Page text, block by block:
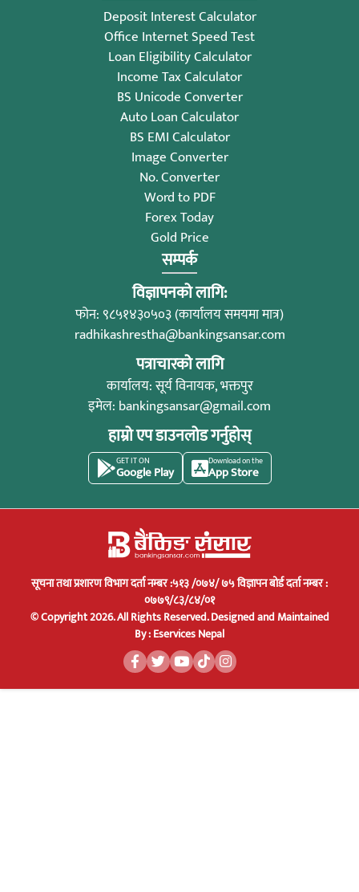
Deposit Interest Calculator
Office Internet Speed Test
Loan Eligibility Calculator
Income Tax Calculator
BS Unicode Converter
Auto Loan Calculator
BS EMI Calculator
Image Converter
No. Converter
Word to PDF
Forex Today
Gold Price
सम्पर्क
विज्ञापनको लागि:
फोन: ९८५१४३०५०३ (कार्यालय समयमा मात्र)
radhikashrestha@bankingsansar.com
पत्राचारको लागि
कार्यालय: सूर्य विनायक, भक्तपुर
इमेल: bankingsansar@gmail.com
हाम्रो एप डाउनलोड गर्नुहोस्
GET IT ON
Google Play
Download on the
App Store
सूचना तथा प्रशारण विभाग दर्ता नम्बर :५१३ /०७४/ ७५ विज्ञापन बोर्ड दर्ता नम्बर :
०७७९/८३/८४/०१
© Copyright 2026. All Rights Reserved.Designed and Maintained
By :Eservices Nepal